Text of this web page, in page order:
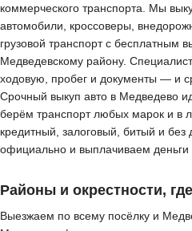
коммерческого транспорта. Мы
автомобили, кроссоверы,
грузовой транспорт с бесплатным
Медведевскому району. Специалист
ходовую, пробег и документы — и
Срочный выкуп авто в Медведево
берём транспорт любых марок и в
кредитный, залоговый, битый и
официально и выплачиваем деньги
Районы и окрестности,
Выезжаем по всему посёлку и